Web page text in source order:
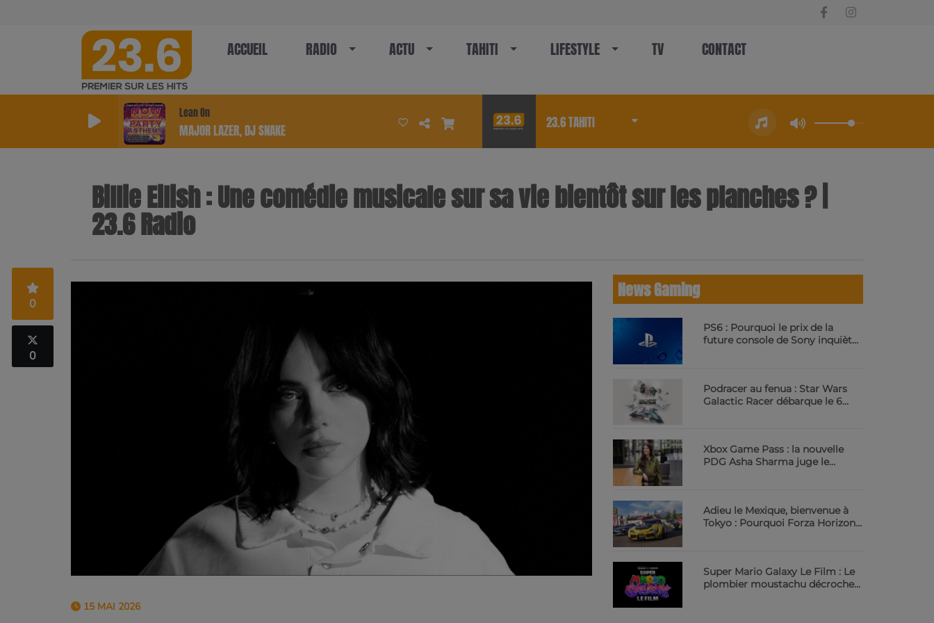
ACCUEIL RADIO ACTU TAHITI LIFESTYLE TV CONTACT
Lean On
MAJOR LAZER, DJ SNAKE 23.6 TAHITI
Billie Eilish : Une comédie musicale sur sa vie bientôt sur les planches ? |
23.6 Radio
0
0
15 MAI 2026
News Gaming
PS6 : Pourquoi le prix de la
future console de Sony inquiète
Podracer au fenua : Star Wars
Galactic Racer débarque le 6
Xbox Game Pass : la nouvelle
PDG Asha Sharma juge le
Adieu le Mexique, bienvenue à
Tokyo : Pourquoi Forza Horizon
Super Mario Galaxy Le Film : Le
plombier moustachu décroche